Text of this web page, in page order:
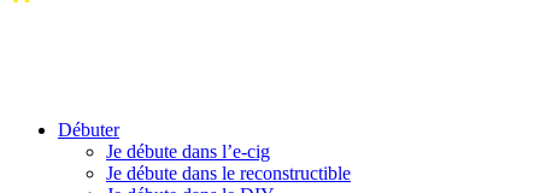
Débuter
Je débute dans l’e-cig
Je débute dans le reconstructible